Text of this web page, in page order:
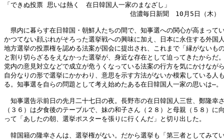
「できぬ投票 思いは熱く　在日韓国人一家のまなざし」
            　　　　　　　　　　　　信濃毎日新聞　10月5日（木）
県内に暮らす在日韓国・朝鮮人たちの間で、知事選への関心が高まってい
かつてない顔ぶれがそろった選挙戦への興味に加え、日本に永住する外国
地方選挙の投票権を認める法案が国会に提出され、これまで「縁がないもの
と割り切らざるをえなかった選挙が、身近な存在として迫ってきたからだ
党内の意見対立などで成立が危うくなっている法案の行方を気にかけながら
自分なりの形で選挙にかかわり、意思を示す方法がないか模索している人
る。知事選を自らの問題として考え始めたある在日韓国人一家の思いは―。
知事選告示前日の先月二十七日の夜。長野市の在日韓国人三世、鄭隆幸
（３６）は夕食後のテーブルで、妹の和子さん（２８）と母親（５８）に
って「あしたの朝、選挙ポスターを張りに行くんだ」と切り出した。
韓国籍の隆幸さんは、選挙権がない。だから選挙も「第三者としてみて